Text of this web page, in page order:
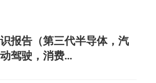
报告（第三代半导体，汽
驾驶，消费...